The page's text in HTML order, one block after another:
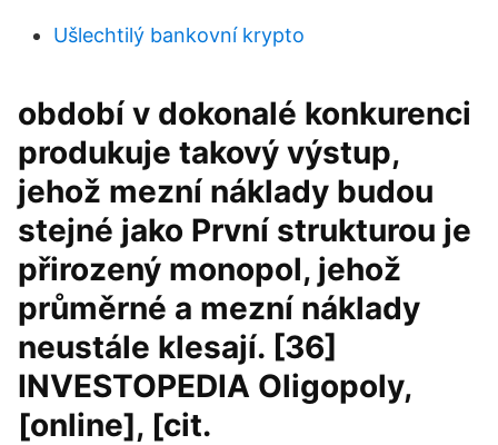
Ušlechtilý bankovní krypto
období v dokonalé konkurenci
produkuje takový výstup,
jehož mezní náklady budou
stejné jako První strukturou je
přirozený monopol, jehož
průměrné a mezní náklady
neustále klesají. [36]
INVESTOPEDIA Oligopoly,
[online], [cit.